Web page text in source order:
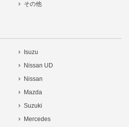
その他
Isuzu
Nissan UD
Nissan
Mazda
Suzuki
Mercedes